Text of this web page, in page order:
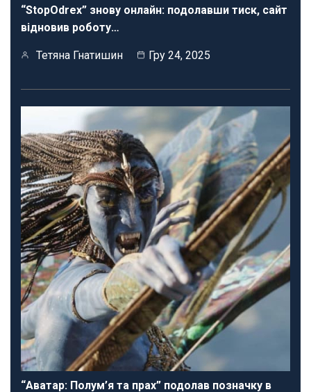
“StopOdrex” знову онлайн: подолавши тиск, сайт
відновив роботу…
Тетяна Гнатишин Гру 24, 2025
“Аватар: Полум’я та прах” подолав позначку в